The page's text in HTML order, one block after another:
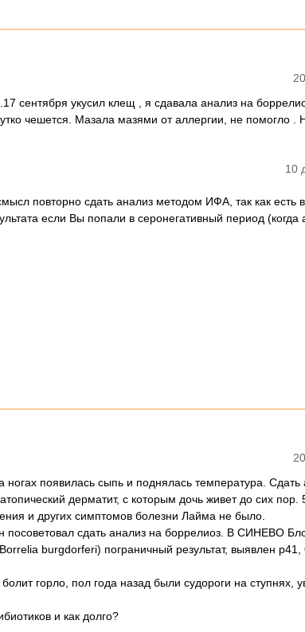
сентября укусил клещ , я сдавала анализ на
чешется. Мазала мазями от аллергии, не помогло .
10
повторно сдать анализ методом ИФА, так как есть
если Вы попали в серонегативный период (когда
появилась сыпь и поднялась температура.
дерматит, с которым дочь живет до сих пор.
и других симптомов болезни Лайма не было.
сдать анализ на боррелиоз. В СИНЕВО
burgdorferi) пограничный результат, выявлен p41,
горло, пол года назад были судороги на ступнях,
и как долго?